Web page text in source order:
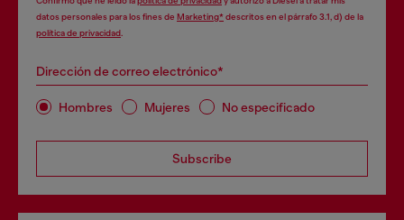
datos personales para los fines de Marketing*descritos en el párrafo 3.1, d) de la
política de privacidad
Dirección de correo electrónico*
Hombres Mujeres No especificado
Subscribe